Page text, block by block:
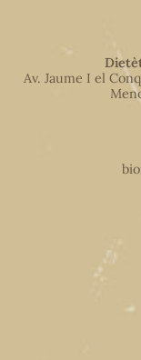
Av. Jaume I el